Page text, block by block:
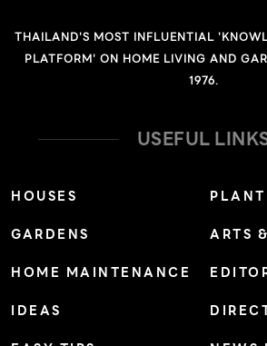
ด้วยผ้าที่มีเท็กซ์เจอร์อย่างผ้าลินินที่ได้ฟีล
ญี่ปุ่น จึงนำคาแร็กเตอร์เหล่านี้มาออกแบ
เป็นการย่อมุมของเฟรมสีขาวทั้งฝ้าและผนั
แสดงมิติของแสงเงาที่เปลี่ยนไปในแต่ละช่
หลังนี้วางขนานกับทิศตะวันออกและทิศตะ
หลังบ้าน ให้ความรู้สึกลึกลับคล้ายกับมิวเ
บ้านที่หันไปทางทิศตะวันตกจะเชื่อมต่อกับ
THAILAND'S MOST INFLUENTIAL
PLATFORM' ON HOME LIVING AND
1976.
USEFUL
HOUSES
GARDENS
HOME MAINTENANCE
IDEAS
ARTS